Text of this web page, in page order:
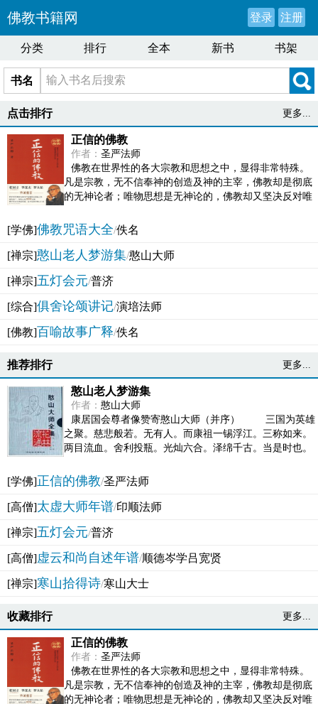
佛教书籍网 登录 注册
分类 排行 全本 新书 书架
书名
点击排行 更多...
正信的佛教
作者： 圣严法师
佛教在世界性的各大宗教和思想之中，显得非常特殊。
凡是宗教，无不信奉神的创造及神的主宰，佛教却是彻底
的无神论者；唯物思想是无神论的，佛教却又坚决反对唯
[学佛]佛教咒语大全/佚名
[禅宗]憨山老人梦游集/憨山大师
[禅宗]五灯会元/普济
[综合]俱舍论颂讲记/演培法师
[佛教]百喻故事广释/佚名
推荐排行 更多...
憨山老人梦游集
作者： 憨山大师
康居国会尊者像赞寄憨山大师（并序） 三国为英雄
之聚。慈悲般若。无有人。而康祖一锡浮江。三称如来。
两目流血。舍利投瓶。光灿六合。泽绵千古。当是时也。
[学佛]正信的佛教/圣严法师
[高僧]太虚大师年谱/印顺法师
[禅宗]五灯会元/普济
[高僧]虚云和尚自述年谱/顺德岑学吕宽贤
[禅宗]寒山拾得诗/寒山大士
收藏排行 更多...
正信的佛教
作者： 圣严法师
佛教在世界性的各大宗教和思想之中，显得非常特殊。
凡是宗教，无不信奉神的创造及神的主宰，佛教却是彻底
的无神论者；唯物思想是无神论的，佛教却又坚决反对唯